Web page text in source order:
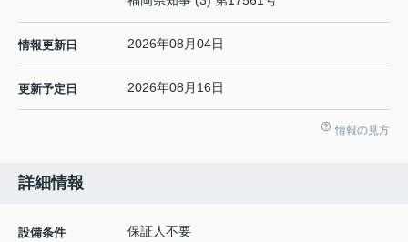
情報更新日 2026年08月04日
更新予定日 2026年08月16日
情報の見方
詳細情報
設備条件
保証人不要